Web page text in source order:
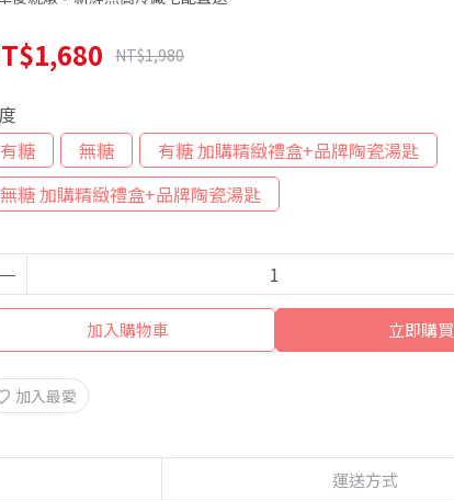
NT$1,980
有糖
無糖
有糖 加購精緻禮盒+品牌陶瓷湯匙
無糖 加購精緻禮盒+品牌陶瓷湯匙
加入購物車 立即購買
加入最愛
運送方式